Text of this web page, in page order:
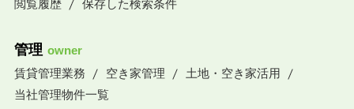
閲覧履歴
保存した検索条件
管理 owner
賃貸管理業務
空き家管理
土地・空き家活用
当社管理物件一覧